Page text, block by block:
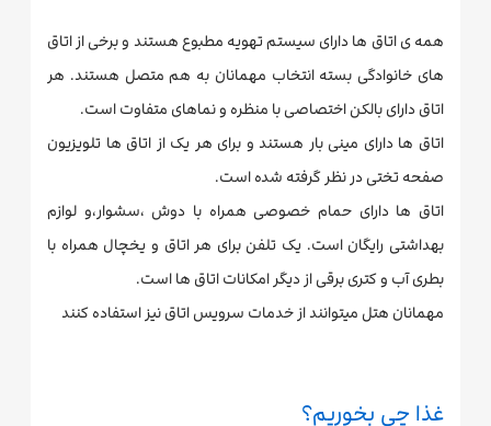
همه ی اتاق ها دارای سیستم تهویه مطبوع هستند و برخی از اتاق
های خانوادگی بسته انتخاب مهمانان به هم متصل هستند. هر
اتاق دارای بالکن اختصاصی با منظره و نماهای متفاوت است.
اتاق ها دارای مینی بار هستند و برای هر یک از اتاق ها تلویزیون
صفحه تختی در نظر گرفته شده است.
اتاق ها دارای حمام خصوصی همراه با دوش ،سشوار،و لوازم
بهداشتی رایگان است. یک تلفن برای هر اتاق و یخچال همراه با
بطری آب و کتری برقی از دیگر امکانات اتاق ها است.
مهمانان هتل میتوانند از خدمات سرویس اتاق نیز استفاده کنند
غذا چی بخوریم؟